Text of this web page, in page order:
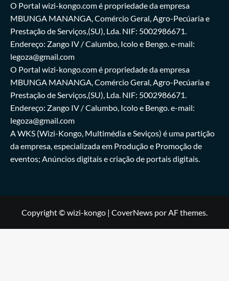
O Portal wizi-kongo.com é propriedade da empresa
MBUNGA MANANGA, Comércio Geral, Agro-Pecúaria e
Prestação de Serviços,(SU), Lda. NIF: 5002986671.
Endereço: Zango IV / Calumbo, Icolo e Bengo. e-mail:
legoza@gmail.com
O Portal wizi-kongo.com é propriedade da empresa
MBUNGA MANANGA, Comércio Geral, Agro-Pecúaria e
Prestação de Serviços,(SU), Lda. NIF: 5002986671.
Endereço: Zango IV / Calumbo, Icolo e Bengo. e-mail:
legoza@gmail.com
A WKS (Wizi-Kongo, Multimédia e Seviços) é uma partição
da empresa, especializada em Produção e Promoção de
eventos; Anúncios digitais e criação de portais digitais.
Copyright © wizi-kongo | CoverNews por AF themes.